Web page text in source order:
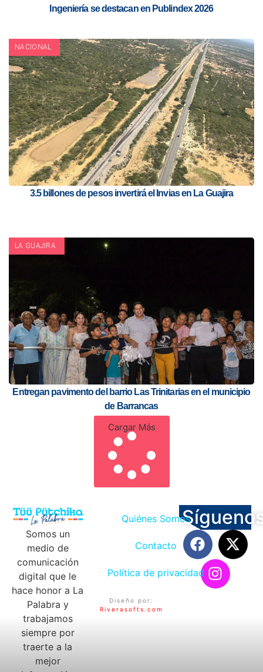
Ingeniería se destacan en Publindex 2026
NACIONAL
3.5 billones de pesos invertirá el Invias en La Guajira
LA GUAJIRA
Entregan pavimento del barrio Las Trinitarias en el municipio
de Barrancas
Cargar Más
Somos un
medio de
comunicación
digital que le
hace honor a La
Palabra y
trabajamos
siempre por
traerte a la
mejor
Quiénes Somos
Contacto
Política de privacidad
Diseño por:
Riverasofts.com